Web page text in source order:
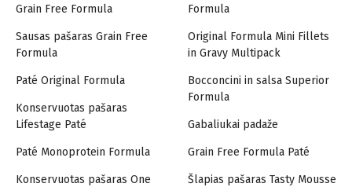
Grain Free Formula
Sausas pašaras Grain Free
Formula
Paté Original Formula
Konservuotas pašaras
Lifestage Paté
Paté Monoprotein Formula
Konservuotas pašaras One
Formula
Original Formula Mini Fillets
in Gravy Multipack
Bocconcini in salsa Superior
Formula
Gabaliukai padaže
Grain Free Formula Paté
Šlapias pašaras Tasty Mousse